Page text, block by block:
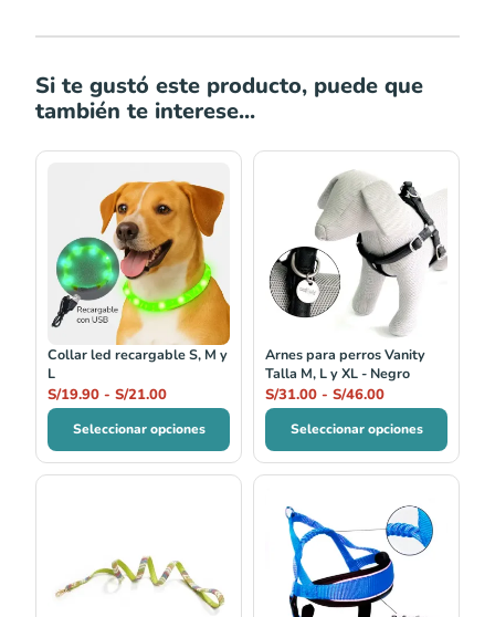
Si te gustó este producto, puede que
también te interese...
Collar led recargable S, M y
L
S/19.90 - S/21.00
de
precios:
desde
S/19.90
hasta
S/21.00
Seleccionar opciones
Arnes para perros Vanity
Talla M, L y XL - Negro
S/31.00 - S/46.00
de
precios:
desde
S/31.00
hasta
S/46.00
Seleccionar opciones
de
precios:
desde
S/59.00